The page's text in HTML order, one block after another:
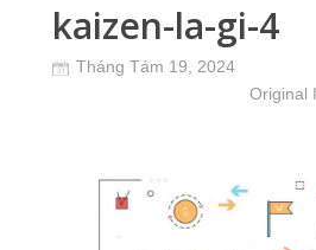
kaizen-la-gi-4
Tháng Tám 19, 2024
Original